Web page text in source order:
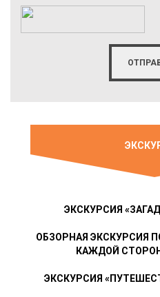
ЭКСКУРСИЯ
ОБЗОРНАЯ ЭКСКУРСИЯ
КАЖДОЙ
ЭКСКУРСИЯ